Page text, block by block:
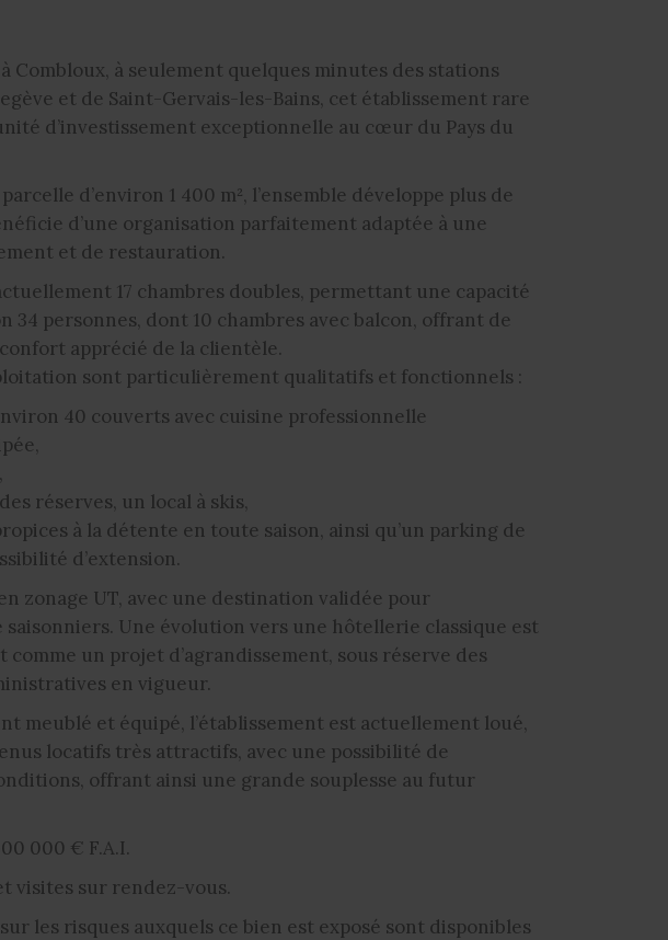
Combloux, à seulement quelques minutes des stations
et de Saint-Gervais-les-Bains, cet établissement rare
d’investissement exceptionnelle au cœur du Pays du
d’environ 1 400 m², l’ensemble développe plus de
d’une organisation parfaitement adaptée à une
et de restauration.
17 chambres doubles, permettant une capacité
34 personnes, dont 10 chambres avec balcon, offrant de
apprécié de la clientèle.
sont particulièrement qualitatifs et fonctionnels :
40 couverts avec cuisine professionnelle
réserves, un local à skis,
à la détente en toute saison, ainsi qu’un parking de
d’extension.
zonage UT, avec une destination validée pour
saisonniers. Une évolution vers une hôtellerie classique est
comme un projet d’agrandissement, sous réserve des
en vigueur.
meublé et équipé, l’établissement est actuellement loué,
locatifs très attractifs, avec une possibilité de
offrant ainsi une grande souplesse au futur
000 € F.A.I.
visites sur rendez-vous.
les risques auxquels ce bien est exposé sont disponibles